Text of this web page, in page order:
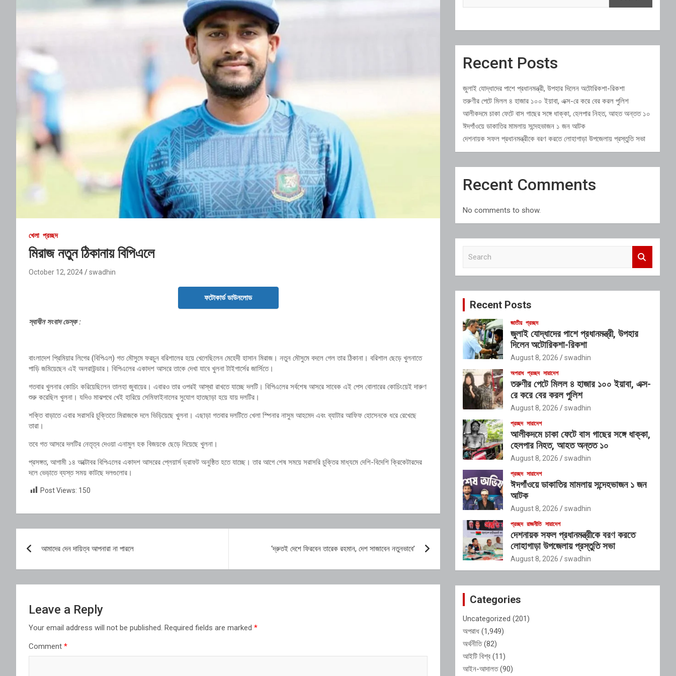
খেলা প্রচ্ছদ
মিরাজ নতুন ঠিকানায় বিপিএলে
October 12, 2024 swadhin
ফটোকার্ড ডাউনলোড
স্বাধীন সংবাদ ডেস্ক :
বাংলাদেশ প্রিমিয়ার লিগের (বিপিএল) গত মৌসুমে ফরচুন বরিশালের হয়ে খেলেছিলেন মেহেদী হাসান মিরাজ। নতুন মৌসুমে বদলে গেল তার ঠিকানা। বরিশাল ছেড়ে খুলনাতে
পাড়ি জমিয়েছেন এই অলরাউন্ডার। বিপিএলের একাদশ আসরে তাকে দেখা যাবে খুলনা টাইগার্সের জার্সিতে।
গতবার খুলনার কোচিং করিয়েছিলেন তালহা জুবায়ের। এবারও তার ওপরই আস্থা রাখতে যাচ্ছে দলটি। বিপিএলের সর্বশেষ আসরে সাবেক এই পেস বোলারের কোচিংয়েই দারুণ
শুরু করেছিল খুলনা। যদিও মাঝপথে খেই হারিয়ে সেমিফাইনালের সুযোগ হাতছাড়া হয়ে যায় দলটির।
শক্তি বাড়াতে এবার সরাসরি চুক্তিতে মিরাজকে দলে ভিড়িয়েছে খুলনা। এছাড়া গতবার দলটিতে খেলা স্পিনার নাসুম আহমেদ এবং ব্যাটার আফিফ হোসেনকে ধরে রেখেছে
তারা।
তবে গত আসরে দলটির নেতৃত্ব দেওয়া এনামুল হক বিজয়কে ছেড়ে দিয়েছে খুলনা।
প্রসঙ্গত, আগামী ১৪ অক্টোবর বিপিএলের একাদশ আসরের প্লেয়ার্স ড্রাফট অনুষ্ঠিত হতে যাচ্ছে। তার আগে শেষ সময়ে সরাসরি চুক্তির মাধ্যমে দেশি-বিদেশি ক্রিকেটারদের
দলে ভেড়াতে ব্যস্ত সময় কাটছে দলগুলোর।
Post Views: 150
navigation
আমাদের দেন‌‌‌ দায়িত্ব আপনারা না পারলে ‘দ্রুতই দেশে ফিরবেন তারেক রহমান, দেশ সাজাবেন নতুনভাবে’
Leave a Reply
Your email address will not be published. Required fields are marked *
Comment *
Recent Posts
জুলাই যোদ্ধাদের পাশে প্রধানমন্ত্রী, উপহার দিলেন অটোরিকশা-রিকশা
তরুণীর পেটে মিলল ৪ হাজার ১০০ ইয়াবা, এক্স-রে করে বের করল পুলিশ
আলীকদমে চাকা ফেটে বাস গাছের সঙ্গে ধাক্কা, হেলপার নিহত, আহত অন্তত ১০
ঈদগাঁওয়ে ডাকাতির মামলায় সন্দেহভাজন ১ জন আটক
দেশনায়ক সফল প্রধানমন্ত্রীকে বরণ করতে লোহাগাড়া উপজেলায় প্রস্তুতি সভা
Recent Comments
No comments to show.
c
Recent Posts
জাতীয় প্রচ্ছদ
জুলাই যোদ্ধাদের পাশে প্রধানমন্ত্রী, উপহার
দিলেন অটোরিকশা-রিকশা
August 8, 2026 swadhin
অপরাধ প্রচ্ছদ সারাদেশ
তরুণীর পেটে মিলল ৪ হাজার ১০০ ইয়াবা, এক্স-
রে করে বের করল পুলিশ
August 8, 2026 swadhin
প্রচ্ছদ সারাদেশ
আলীকদমে চাকা ফেটে বাস গাছের সঙ্গে ধাক্কা,
হেলপার নিহত, আহত অন্তত ১০
August 8, 2026 swadhin
প্রচ্ছদ সারাদেশ
ঈদগাঁওয়ে ডাকাতির মামলায় সন্দেহভাজন ১ জন
আটক
August 8, 2026 swadhin
প্রচ্ছদ রাজনীতি সারাদেশ
দেশনায়ক সফল প্রধানমন্ত্রীকে বরণ করতে
লোহাগাড়া উপজেলায় প্রস্তুতি সভা
August 8, 2026 swadhin
Categories
Uncategorized (201)
অপরাধ (1,949)
অর্থনীতি(82)
আইটি বিশ্ব (11)
আইন-আদালত(90)